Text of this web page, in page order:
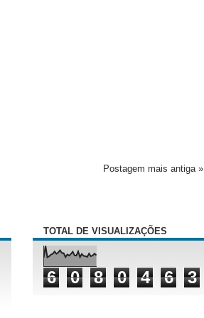
Postagem mais antiga »
TOTAL DE VISUALIZAÇÕES
6 0 8 0 4 6 3